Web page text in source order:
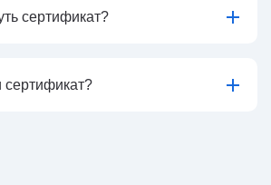
сертификат?
сертификат?